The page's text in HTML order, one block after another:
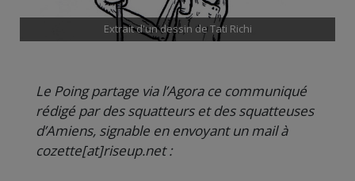
Extrait d'un dessin de Tati Richi
Le Poing partage via l’Agora ce communiqué
rédigé par des squatteurs et des squatteuses
d’Amiens, signable en envoyant un mail à
cozette[at]riseup.net :